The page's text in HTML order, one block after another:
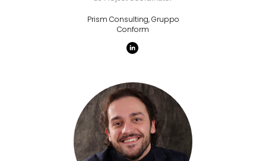
Prism Consulting, Gruppo
Conform